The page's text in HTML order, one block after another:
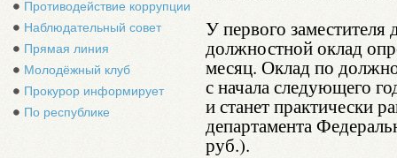
Противодействие коррупции
Наблюдательный совет
Прямая линия
Молодёжный клуб
Прокурор информирует
По республике
У первого
должностной оклад
месяц. Оклад по
с начала следующего
и станет практически
департамента
руб.).